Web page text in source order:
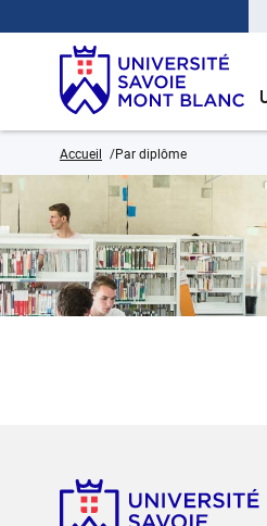
Accueil Par diplôme